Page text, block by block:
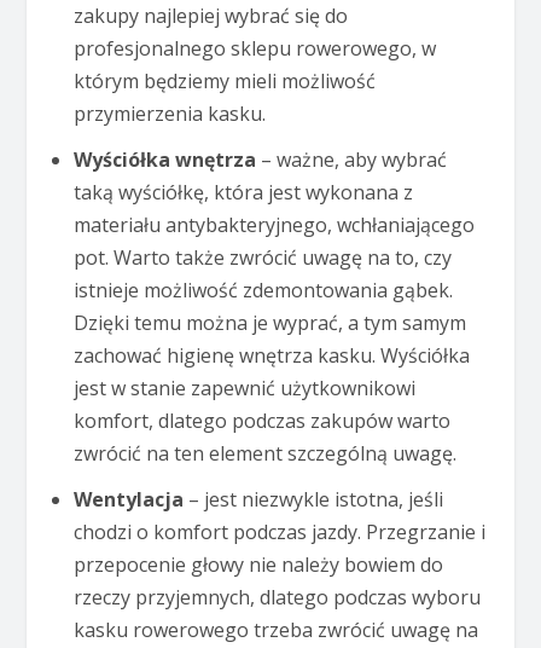
zakupy najlepiej wybrać się do
profesjonalnego sklepu rowerowego, w
którym będziemy mieli możliwość
przymierzenia kasku.
Wyściółka wnętrza – ważne, aby wybrać
taką wyściółkę, która jest wykonana z
materiału antybakteryjnego, wchłaniającego
pot. Warto także zwrócić uwagę na to, czy
istnieje możliwość zdemontowania gąbek.
Dzięki temu można je wyprać, a tym samym
zachować higienę wnętrza kasku. Wyściółka
jest w stanie zapewnić użytkownikowi
komfort, dlatego podczas zakupów warto
zwrócić na ten element szczególną uwagę.
Wentylacja – jest niezwykle istotna, jeśli
chodzi o komfort podczas jazdy. Przegrzanie i
przepocenie głowy nie należy bowiem do
rzeczy przyjemnych, dlatego podczas wyboru
kasku rowerowego trzeba zwrócić uwagę na